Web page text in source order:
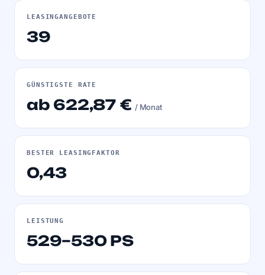
LEASINGANGEBOTE
39
GÜNSTIGSTE RATE
ab 622,87 €/ Monat
BESTER LEASINGFAKTOR
0,43
LEISTUNG
529–530 PS